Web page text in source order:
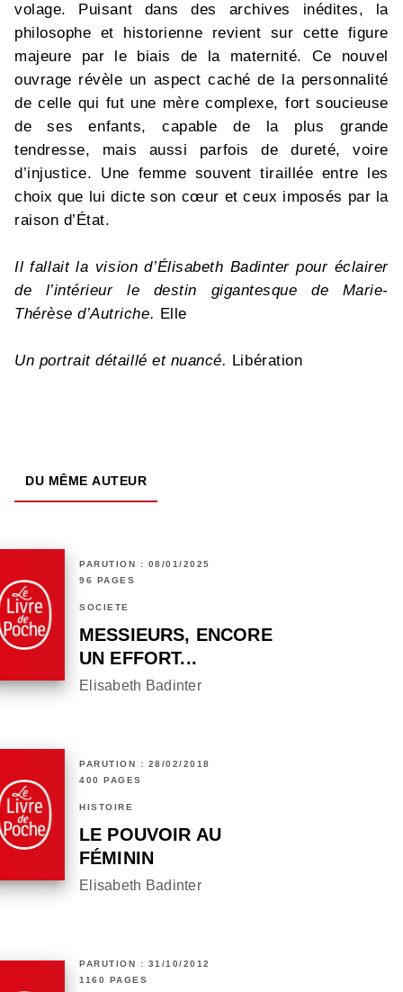
volage. Puisant dans des archives inédites, la
philosophe et historienne revient sur cette figure
majeure par le biais de la maternité. Ce nouvel
ouvrage révèle un aspect caché de la personnalité
de celle qui fut une mère complexe, fort soucieuse
de ses enfants, capable de la plus grande
tendresse, mais aussi parfois de dureté, voire
d’injustice. Une femme souvent tiraillée entre les
choix que lui dicte son cœur et ceux imposés par la
raison d’État.
Il fallait la vision d’Élisabeth Badinter pour éclairer
de l’intérieur le destin gigantesque de Marie-
Thérèse d’Autriche. Elle
Un portrait détaillé et nuancé. Libération
DU MÊME AUTEUR
PARUTION : 08/01/2025
96 PAGES
SOCIÉTÉ
MESSIEURS, ENCORE
UN EFFORT...
Elisabeth Badinter
PARUTION : 28/02/2018
400 PAGES
HISTOIRE
LE POUVOIR AU
FÉMININ
Elisabeth Badinter
PARUTION : 31/10/2012
1160 PAGES